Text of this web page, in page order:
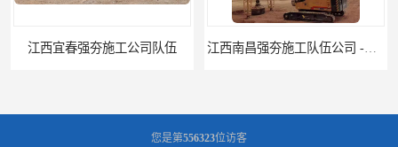
江西宜春强夯施工公司队伍 江西南昌强夯施工队伍公司 -湖南业峻强夯基础工程
您是第556323位访客